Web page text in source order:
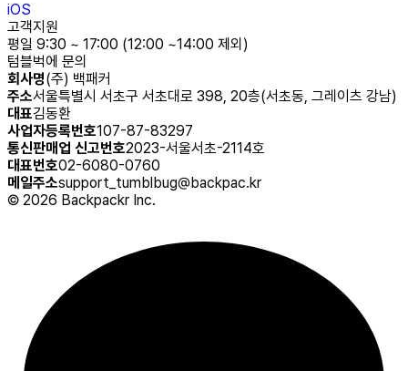
iOS
고객지원
평일 9:30 ~ 17:00 (12:00 ~14:00 제외)
텀블벅에 문의
회사명(주) 백패커
주소서울특별시 서초구 서초대로 398, 20층(서초동, 그레이츠 강남)
대표김동환
사업자등록번호107-87-83297
통신판매업 신고번호2023-서울서초-2114호
대표번호02-6080-0760
메일주소support_tumblbug@backpac.kr
© 2026 Backpackr Inc.